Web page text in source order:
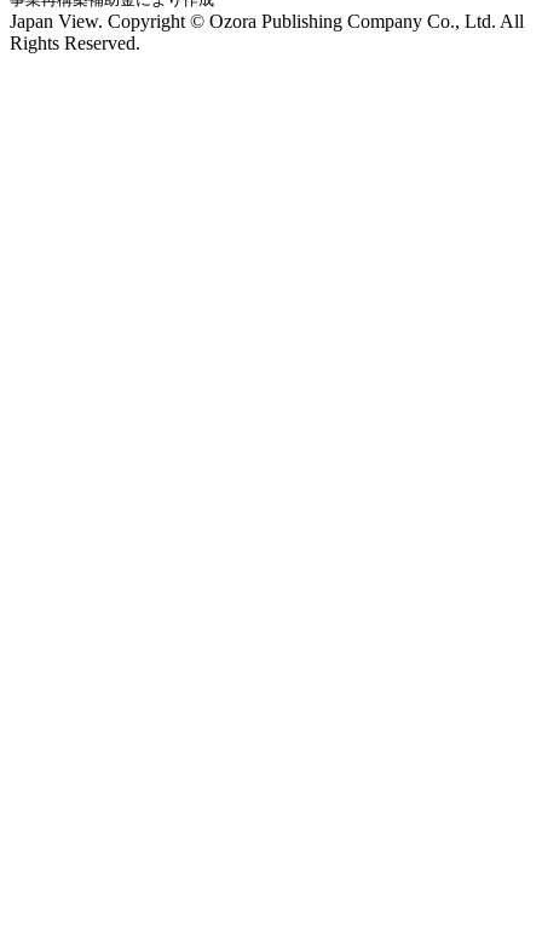
Japan View. Copyright © Ozora Publishing Company Co., Ltd. All
Rights Reserved.